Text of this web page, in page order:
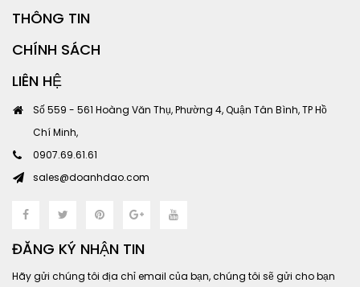
THÔNG TIN
CHÍNH SÁCH
LIÊN HỆ
Số 559 - 561 Hoàng Văn Thụ, Phường 4, Quận Tân Bình, TP Hồ
Chí Minh,
0907.69.61.61
sales@doanhdao.com
ĐĂNG KÝ NHẬN TIN
Hãy gửi chúng tôi địa chỉ email của bạn, chúng tôi sẽ gửi cho bạn